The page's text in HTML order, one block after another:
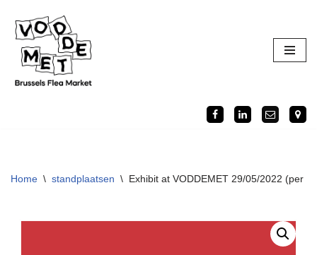
Ga
naar
inhoud
Home \ standplaatsen \ Exhibit at VODDEMET 29/05/2022 (per